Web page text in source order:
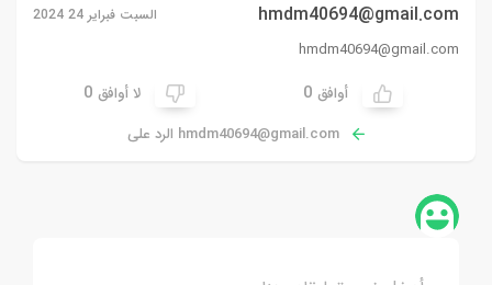
hmdm40694@gmail.com السبت فبراير 24 2024
hmdm40694@gmail.com
أوافق 0 لا أوافق 0
hmdm40694@gmail.com الرد على